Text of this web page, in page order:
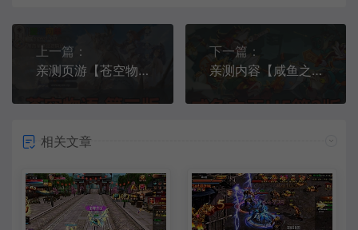
上一篇：
亲测页游【苍空物语】第二版更新GM后台放置类卡牌回合制页游二次元风格
下一篇：
亲测内容【咸鱼之王】更新第2版H5页游GM后台可发道具无限制内购虚拟机一键端视频启动教学
相关文章